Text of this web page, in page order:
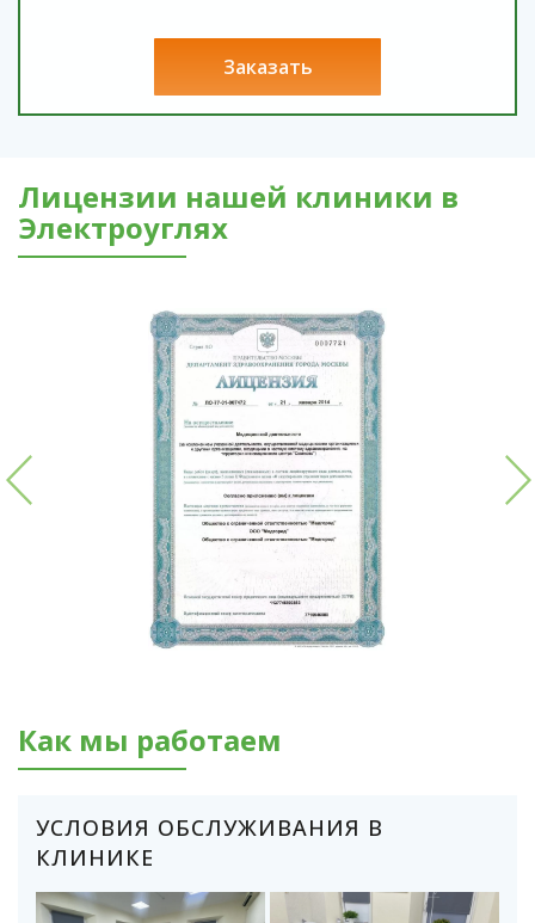
заказать
Лицензии нашей клиники в
Электроуглях
Как мы работаем
УСЛОВИЯ ОБСЛУЖИВАНИЯ В
КЛИНИКЕ